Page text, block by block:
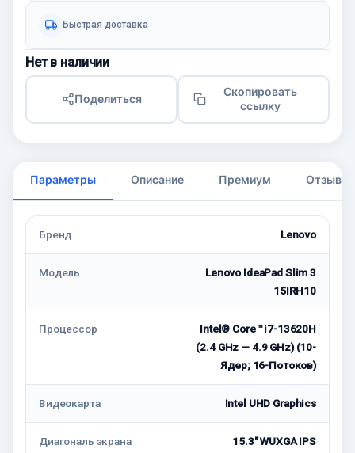
Быстрая доставка
Нет в наличии
Поделиться
Скопировать
ссылку
Параметры Описание Премиум Отзывы
Бренд Lenovo
Модель
Lenovo IdeaPad Slim 3
15IRH10
Процессор
Intel® Core™ i7-13620H
(2.4 GHz — 4.9 GHz) (10-
Ядeр; 16-Потоков)
Видеокарта Intel UHD Graphics
Диагональ экрана 15.3" WUXGA IPS